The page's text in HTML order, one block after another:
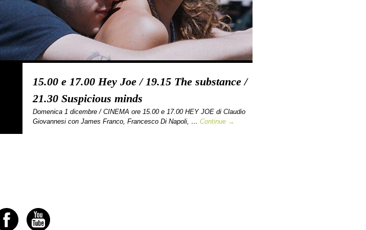
15.00 e 17.00 Hey Joe / 19.15 The substance /
21.30 Suspicious minds
Domenica 1 dicembre / CINEMA ore 15.00 e 17.00 HEY JOE di Claudio
Giovannesi con James Franco, Francesco Di Napoli, … Continue →